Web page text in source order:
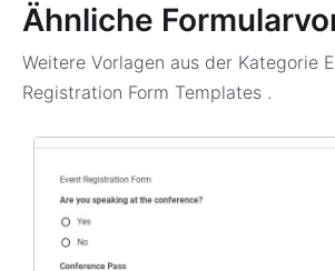
Ähnliche
Weitere Vorlagen aus der Kategorie
Registration Form Templates .